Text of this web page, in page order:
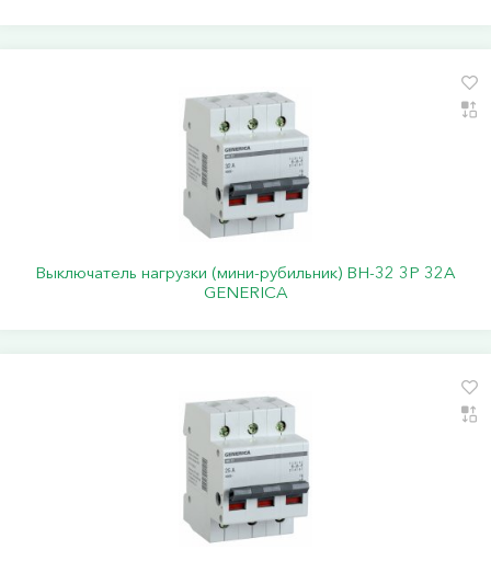
Выключатель нагрузки (мини-рубильник) ВН-32 3Р 32А
GENERICA